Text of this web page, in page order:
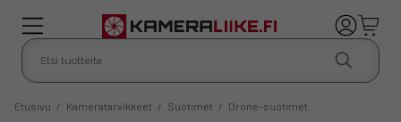
Etusivu / Kameratarvikkeet / Suotimet / Drone-suotimet